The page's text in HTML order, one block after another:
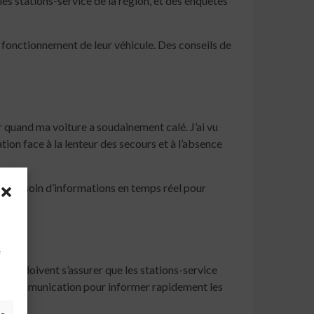
de leur véhicule. Des conseils de
ma voiture a soudainement calé. J’ai vu
face à la lenteur des secours et à l’absence
besoin d’informations en temps réel pour
doivent s’assurer que les stations-service
communication pour informer rapidement les